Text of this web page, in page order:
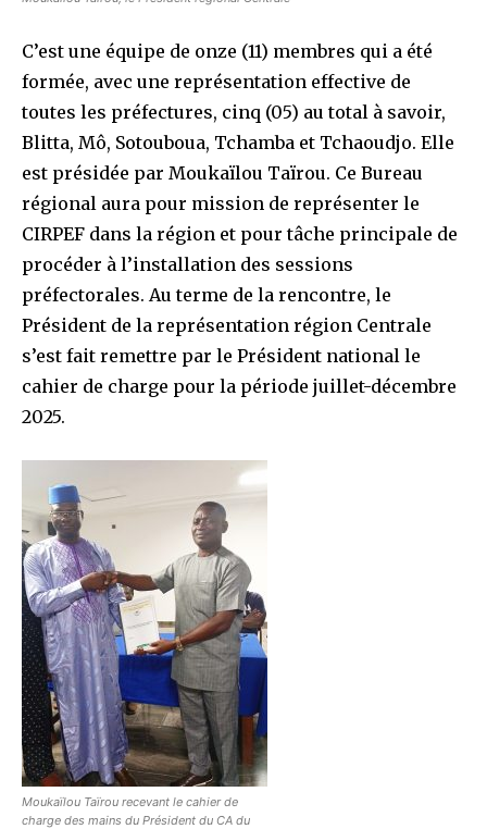
C’est une équipe de onze (11) membres qui a été
formée, avec une représentation effective de
toutes les préfectures, cinq (05) au total à savoir,
Blitta, Mô, Sotouboua, Tchamba et Tchaoudjo. Elle
est présidée par Moukaïlou Taïrou. Ce Bureau
régional aura pour mission de représenter le
CIRPEF dans la région et pour tâche principale de
procéder à l’installation des sessions
préfectorales. Au terme de la rencontre, le
Président de la représentation région Centrale
s’est fait remettre par le Président national le
cahier de charge pour la période juillet-décembre
2025.
Moukaïlou Taïrou recevant le cahier de
charge des mains du Président du CA du